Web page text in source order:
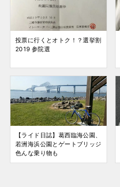
投票に行くとオトク！？選挙割
2019 参院選
【ライド日誌】葛西臨海公園、
若洲海浜公園とゲートブリッジ
色んな乗り物も